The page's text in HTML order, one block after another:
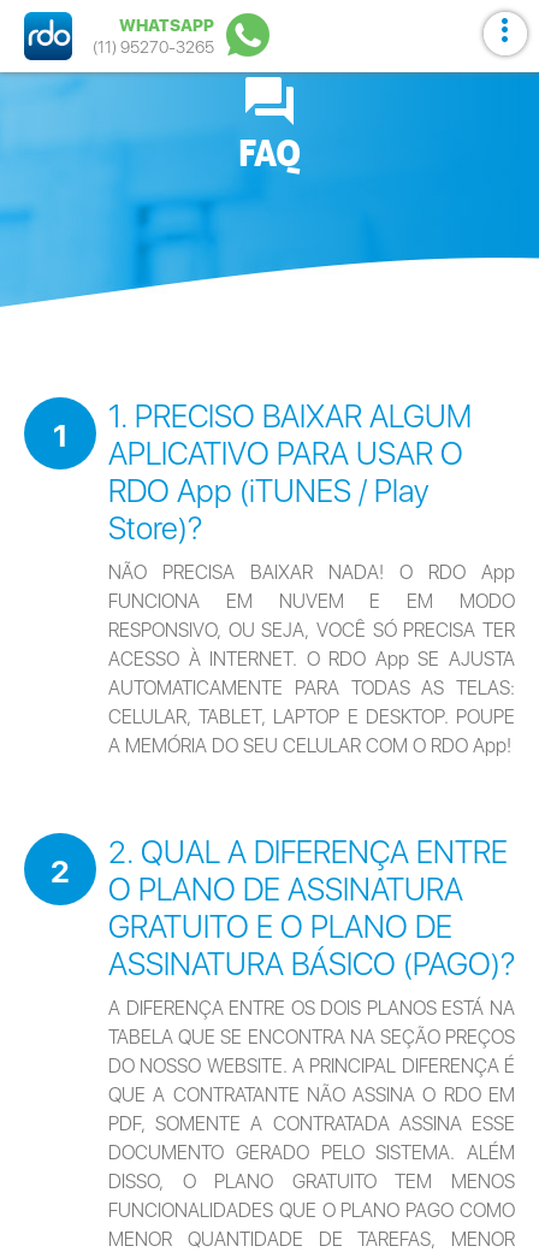
Contate-nos
Desejo receber novidades por e-mail
WHATSAPP
(11) 95270-3265
FAQ
1
1. PRECISO BAIXAR ALGUM
APLICATIVO PARA USAR O
RDO App (iTUNES / Play
Store)?
NÃO PRECISA BAIXAR NADA! O RDO App
FUNCIONA EM NUVEM E EM MODO
RESPONSIVO, OU SEJA, VOCÊ SÓ PRECISA TER
ACESSO À INTERNET. O RDO App SE AJUSTA
AUTOMATICAMENTE PARA TODAS AS TELAS:
CELULAR, TABLET, LAPTOP E DESKTOP. POUPE
A MEMÓRIA DO SEU CELULAR COM O RDO App!
2
2. QUAL A DIFERENÇA ENTRE
O PLANO DE ASSINATURA
GRATUITO E O PLANO DE
ASSINATURA BÁSICO (PAGO)?
A DIFERENÇA ENTRE OS DOIS PLANOS ESTÁ NA
TABELA QUE SE ENCONTRA NA SEÇÃO PREÇOS
DO NOSSO WEBSITE. A PRINCIPAL DIFERENÇA É
QUE A CONTRATANTE NÃO ASSINA O RDO EM
PDF, SOMENTE A CONTRATADA ASSINA ESSE
DOCUMENTO GERADO PELO SISTEMA. ALÉM
DISSO, O PLANO GRATUITO TEM MENOS
FUNCIONALIDADES QUE O PLANO PAGO COMO
MENOR QUANTIDADE DE TAREFAS, MENOR